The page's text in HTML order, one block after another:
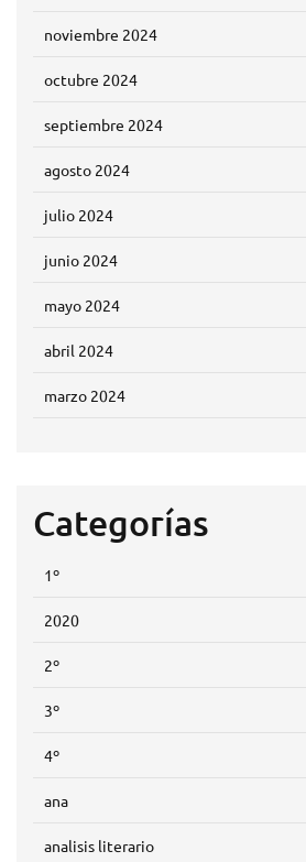
noviembre 2024
octubre 2024
septiembre 2024
agosto 2024
julio 2024
junio 2024
mayo 2024
abril 2024
marzo 2024
Categorías
1º
2020
2º
3º
4º
ana
analisis literario